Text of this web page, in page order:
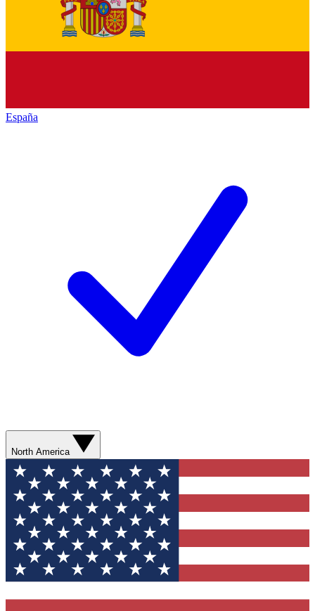
España
North America